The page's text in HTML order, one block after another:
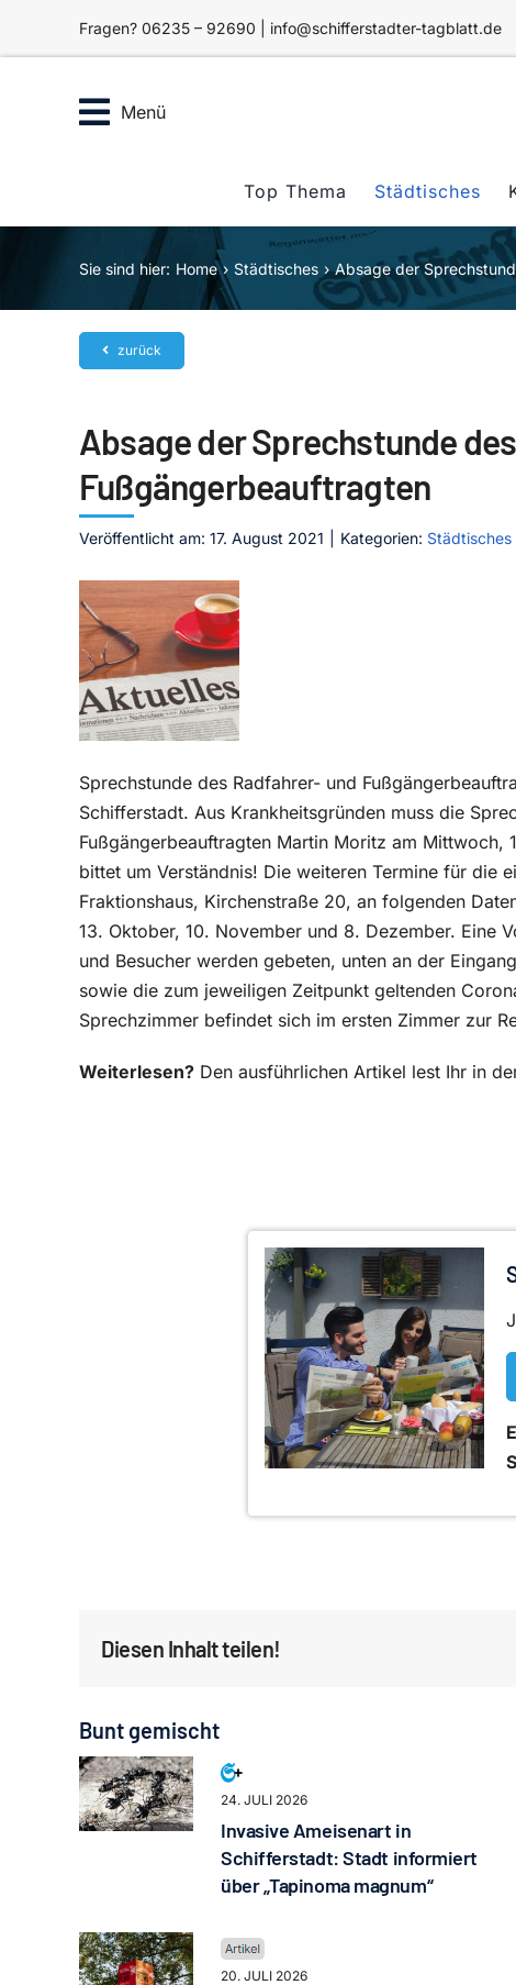
Fragen? 06235 – 92690 | info@schifferstadter-tagblatt.de
Menü
Top Thema Städtisches
Sie sind hier: Home Städtisches Absage der
zurück
Absage der Sprechstunde
Fußgängerbeauftragten
Veröffentlicht am: 17. August 2021 Kategorien: Städtisches
Sprechstunde des Radfahrer- und
Schifferstadt. Aus Krankheitsgründen muss die
Fußgängerbeauftragten Martin Moritz am Mittwoch,
bittet um Verständnis! Die weiteren Termine für die
Fraktionshaus, Kirchenstraße 20, an folgenden
13. Oktober, 10. November und 8. Dezember. Eine
und Besucher werden gebeten, unten an der
sowie die zum jeweiligen Zeitpunkt geltenden
Sprechzimmer befindet sich im ersten Zimmer zur
Weiterlesen? Den ausführlichen Artikel lest Ihr in
Diesen Inhalt teilen!
Bunt gemischt
24. JULI 2026
Invasive Ameisenart in
Schifferstadt: Stadt informiert
über „Tapinoma magnum“
20. JULI 2026